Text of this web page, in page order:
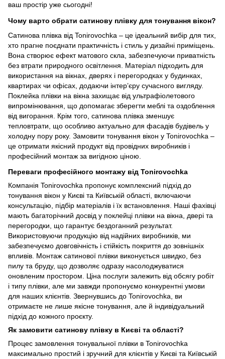
ваш простір уже сьогодні!
Чому варто обрати сатинову плівку для тонування вікон?
Сатинова плівка від Tonirovochka – це ідеальний вибір для тих,
хто прагне поєднати практичність і стиль у дизайні приміщень.
Вона створює ефект матового скла, забезпечуючи приватність
без втрати природного освітлення. Матеріал підходить для
використання на вікнах, дверях і перегородках у будинках,
квартирах чи офісах, додаючи інтер’єру сучасного вигляду.
Поклейка плівки на вікна захищає від ультрафіолетового
випромінювання, що допомагає зберегти меблі та оздоблення
від вигорання. Крім того, сатинова плівка зменшує
тепловтрати, що особливо актуально для фасадів будівель у
холодну пору року. Замовити тонування вікон у Tonirovochka –
це отримати якісний продукт від провідних виробників і
професійний монтаж за вигідною ціною.
Переваги професійного монтажу від Tonirovochka
Компанія Tonirovochka пропонує комплексний підхід до
тонування вікон у Києві та Київській області, включаючи
консультацію, підбір матеріалів і їх встановлення. Наші фахівці
мають багаторічний досвід у поклейці плівки на вікна, двері та
перегородки, що гарантує бездоганний результат.
Використовуючи продукцію від надійних виробників, ми
забезпечуємо довговічність і стійкість покриття до зовнішніх
впливів. Монтаж сатинової плівки виконується швидко, без
пилу та бруду, що дозволяє одразу насолоджуватися
оновленим простором. Ціна послуги залежить від обсягу робіт
і типу плівки, але ми завжди пропонуємо конкурентні умови
для наших клієнтів. Звернувшись до Tonirovochka, ви
отримаєте не лише якісне тонування, але й індивідуальний
підхід до кожного проєкту.
Як замовити сатинову плівку в Києві та області?
Процес замовлення тонувальної плівки в Tonirovochka
максимально простий і зручний для клієнтів у Києві та Київській